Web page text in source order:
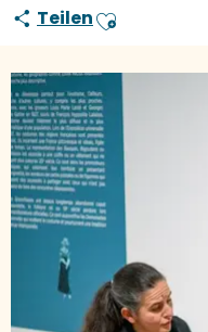
TeilenAjouter aux